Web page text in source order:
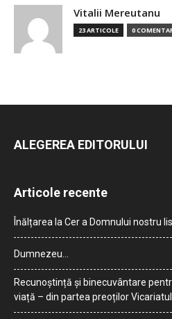
Vitalii Mereutanu
23 ARTICOLE 0
ALEGEREA EDITORULUI
Articole recente
Înălțarea la Cer a Domnului nostru
Dumnezeu…
Recunoștință și binecuvântare
viață – din partea preoților